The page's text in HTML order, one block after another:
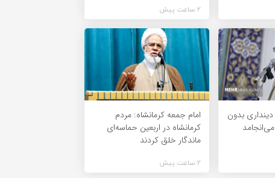
2 ساعت پیش
بدون
امام جمعه کرمانشاه: مردم
کرمانشاه در اربعین حماسه‌ای
ماندگار خلق کردند
2 ساعت پیش